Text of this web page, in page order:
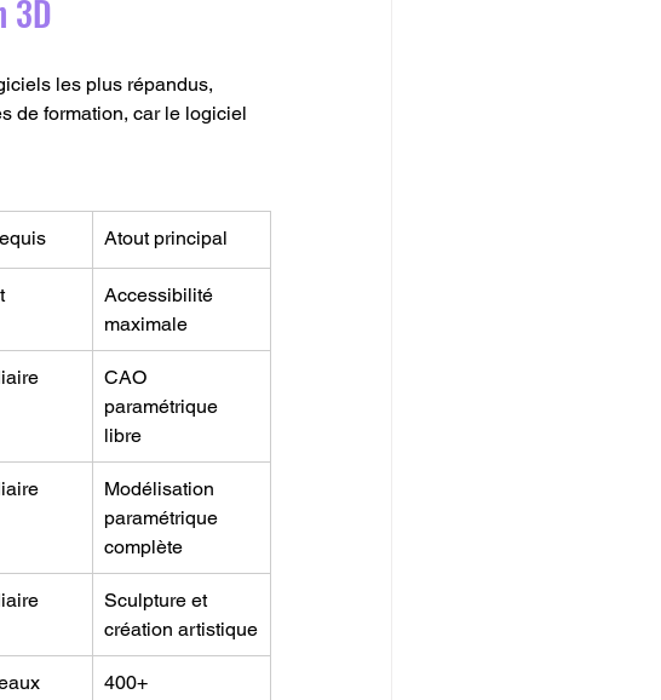
3D
les plus répandus,
de formation, car le logiciel
Atout principal
Accessibilité
maximale
CAO
paramétrique
libre
Modélisation
paramétrique
complète
Sculpture et
création artistique
400+